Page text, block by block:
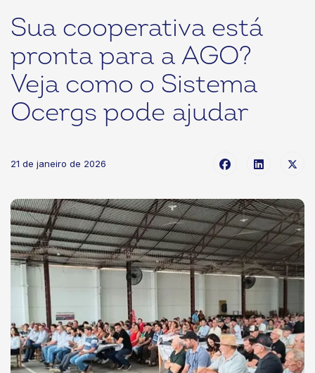
Sua cooperativa está
pronta para a AGO?
Veja como o Sistema
Ocergs pode ajudar
21 de janeiro de 2026